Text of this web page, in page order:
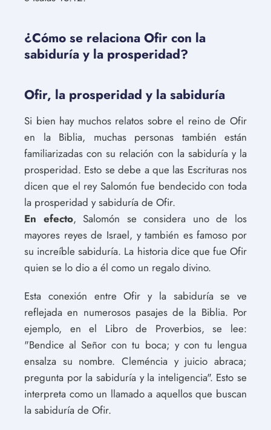
¿Cómo se relaciona Ofir con la
sabiduría y la prosperidad?
Ofir, la prosperidad y la sabiduría
Si bien hay muchos relatos sobre el reino de Ofir
en la Biblia, muchas personas también están
familiarizadas con su relación con la sabiduría y la
prosperidad. Esto se debe a que las Escrituras nos
dicen que el rey Salomón fue bendecido con toda
la prosperidad y sabiduría de Ofir.
En efecto, Salomón se considera uno de los
mayores reyes de Israel, y también es famoso por
su increíble sabiduría. La historia dice que fue Ofir
quien se lo dio a él como un regalo divino.
Esta conexión entre Ofir y la sabiduría se ve
reflejada en numerosos pasajes de la Biblia. Por
ejemplo, en el Libro de Proverbios, se lee:
"Bendice al Señor con tu boca; y con tu lengua
ensalza su nombre. Cleméncia y juicio abraca;
pregunta por la sabiduría y la inteligencia". Esto se
interpreta como un llamado a aquellos que buscan
la sabiduría de Ofir.